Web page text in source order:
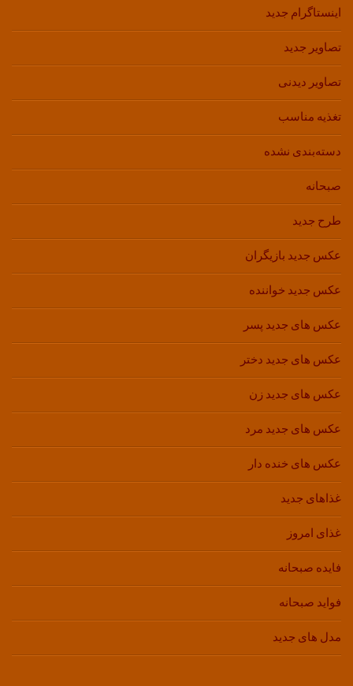
اینستاگرام جدید
تصاویر جدید
تصاویر دیدنی
تغذیه مناسب
دسته‌بندی نشده
صبحانه
طرح جدید
عکس جدید بازیگران
عکس جدید خواننده
عکس های جدید پسر
عکس های جدید دختر
عکس های جدید زن
عکس های جدید مرد
عکس های خنده دار
غذاهای جدید
غذای امروز
فایده صبحانه
فواید صبحانه
مدل های جدید